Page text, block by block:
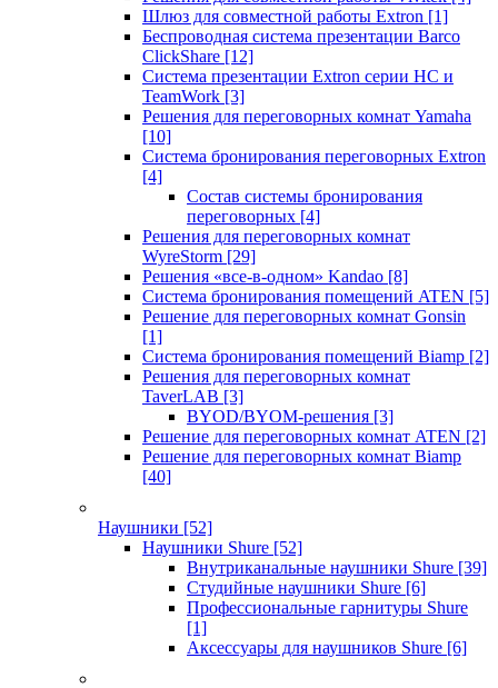
Шлюз для совместной работы Extron [1]
Беспроводная система презентации Barco
ClickShare [12]
Система презентации Extron серии HC и
TeamWork [3]
Решения для переговорных комнат Yamaha
[10]
Система бронирования переговорных Extron
[4]
Состав системы бронирования
переговорных [4]
Решения для переговорных комнат
WyreStorm [29]
Решения «все-в-одном» Kandao [8]
Система бронирования помещений ATEN [5]
Решение для переговорных комнат Gonsin
[1]
Система бронирования помещений Biamp [2]
Решения для переговорных комнат
TaverLAB [3]
BYOD/BYOM-решения [3]
Решение для переговорных комнат ATEN [2]
Решение для переговорных комнат Biamp
[40]
Наушники [52]
Наушники Shure [52]
Внутриканальные наушники Shure [39]
Студийные наушники Shure [6]
Профессиональные гарнитуры Shure
[1]
Аксессуары для наушников Shure [6]